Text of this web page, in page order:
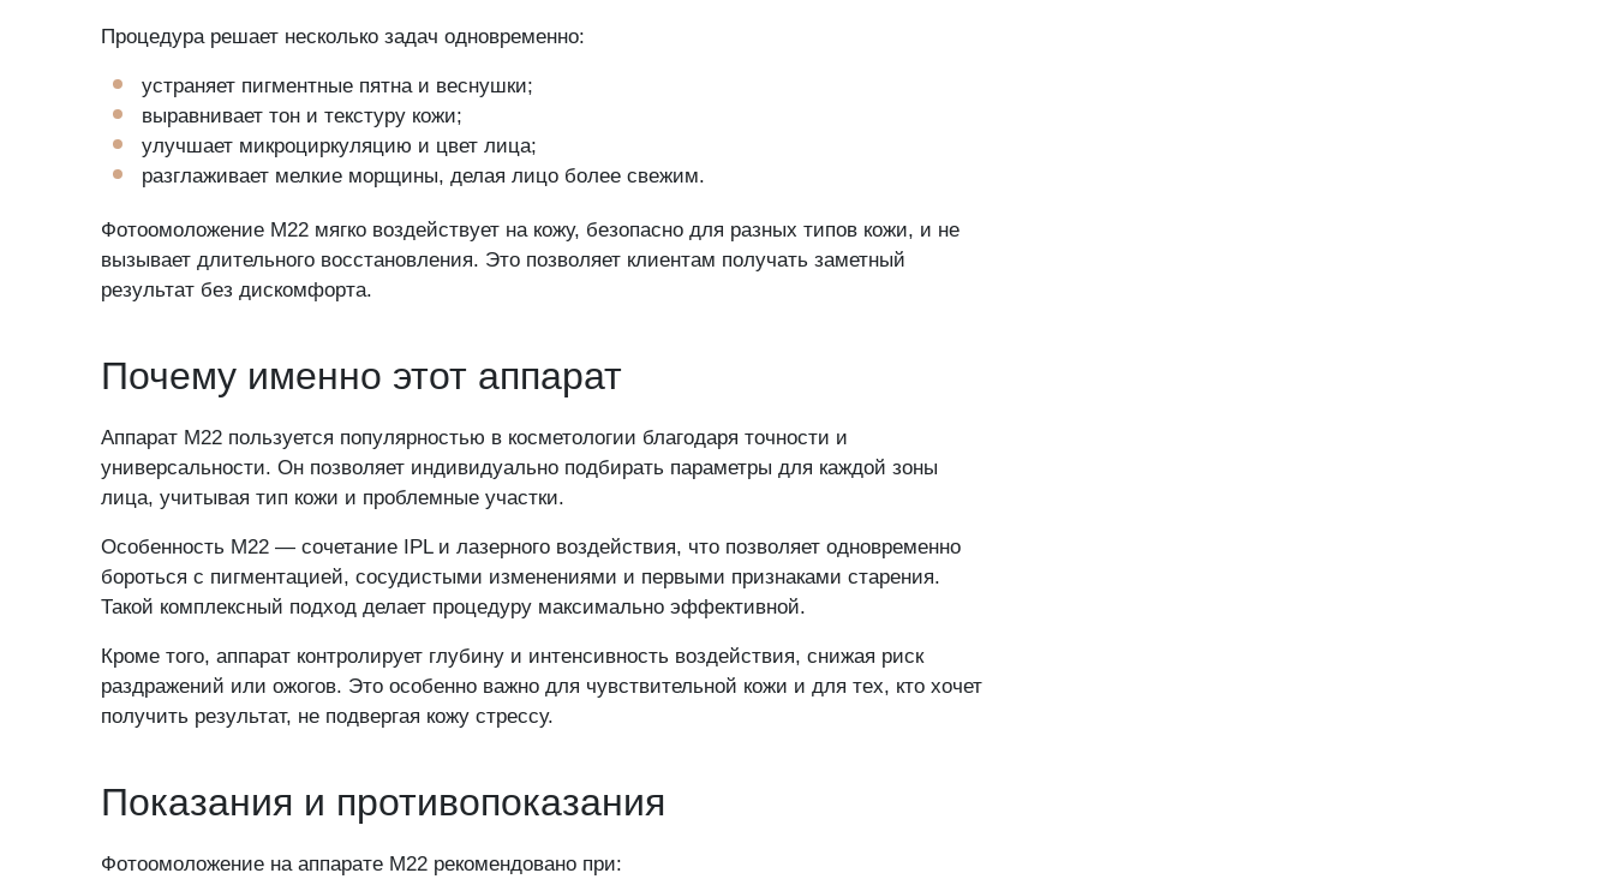
Процедура решает несколько задач одновременно:
устраняет пигментные пятна и веснушки;
выравнивает тон и текстуру кожи;
улучшает микроциркуляцию и цвет лица;
разглаживает мелкие морщины, делая лицо более свежим.
Фотоомоложение M22 мягко воздействует на кожу, безопасно для разных типов кожи, и не
вызывает длительного восстановления. Это позволяет клиентам получать заметный
результат без дискомфорта.
Почему именно этот аппарат
Аппарат M22 пользуется популярностью в косметологии благодаря точности и
универсальности. Он позволяет индивидуально подбирать параметры для каждой зоны
лица, учитывая тип кожи и проблемные участки.
Особенность M22 — сочетание IPL и лазерного воздействия, что позволяет одновременно
бороться с пигментацией, сосудистыми изменениями и первыми признаками старения.
Такой комплексный подход делает процедуру максимально эффективной.
Кроме того, аппарат контролирует глубину и интенсивность воздействия, снижая риск
раздражений или ожогов. Это особенно важно для чувствительной кожи и для тех, кто хочет
получить результат, не подвергая кожу стрессу.
Показания и противопоказания
Фотоомоложение на аппарате M22 рекомендовано при:
Если возникли вопросы, мы с радостью, и в самые короткие
сроки на них ответим!
Пожалуйста, представьтесь, как к Вам обращаться